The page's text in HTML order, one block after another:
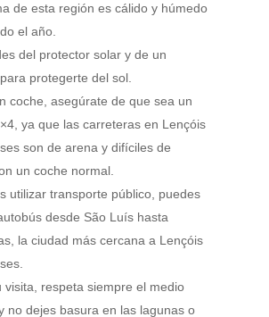
de esta región es cálido y húmedo
el año.
del protector solar y de un
protegerte del sol.
coche, asegúrate de que sea un
ya que las carreteras en Lençóis
son de arena y difíciles de
un coche normal.
utilizar transporte público, puedes
desde São Luís hasta
la ciudad más cercana a Lençóis
visita, respeta siempre el medio
no dejes basura en las lagunas o